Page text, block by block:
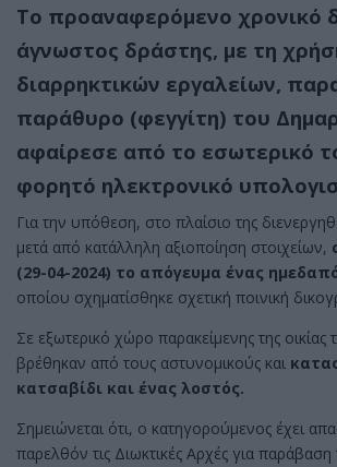
Tο προαναφερόμενο χρονικό
άγνωστος δράστης, με τη
διαρρηκτικών εργαλείων,
παράθυρο (φεγγίτη) του
αφαίρεσε από το εσωτερικό
φορητό ηλεκτρονικό
Για την υπόθεση, στο πλαίσιο της
μετά από κατάλληλη αξιοποίηση στοιχείων,
(29-04-2024) το απόγευμα ένας
οποίου σχηματίσθηκε σχετική ποινική
Σε εξωτερικό χώρο παρακείμενης της
βρέθηκαν από τους αστυνομικούς και
κατσαβίδι και ένας λοστός.
Σημειώνεται ότι, ο κατηγορούμενος έχει
παρελθόν τις Διωκτικές Αρχές για